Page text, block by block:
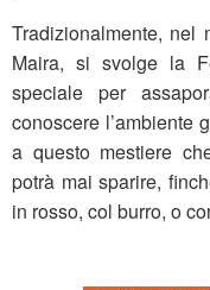
Tradizionalmente,
Maira, si svolge la
speciale per
conoscere l’ambiente
a questo mestiere
potrà mai sparire,
in rosso, col burro, o